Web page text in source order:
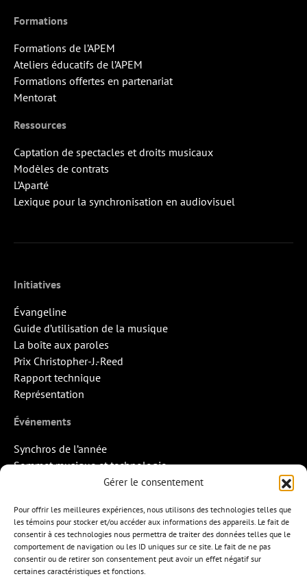
Gérer le consentement
Pour offrir les meilleures expériences, nous utilisons des technologies telles que
les témoins pour stocker et/ou accéder aux informations des appareils. Le fait de
consentir à ces technologies nous permettra de traiter des données telles que le
comportement de navigation ou les ID uniques sur ce site. Le fait de ne pas
consentir ou de retirer son consentement peut avoir un effet négatif sur
certaines caractéristiques et fonctions.
Formations
Formations de l’APEM
Ateliers éducatifs de l’APEM
Formations offertes en partenariat
Mentorat
Ressources
Captation de spectacles et droits musicaux
Modèles de contrats
L’Aparté
Lexique pour la synchronisation en audiovisuel
Initiatives
Évangeline
Guide d’utilisation de la musique
La boîte aux paroles
Prix Christopher-J.-Reed
Rapport technique
Représentation
Événements
Synchros de l’année
Sommet musique et technologie
Quand la musique rencontre l’image
Missions d’export
Contact